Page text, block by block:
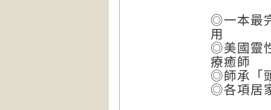
◎一本最
用
◎美國靈
療癒師
◎師承「
◎各項居